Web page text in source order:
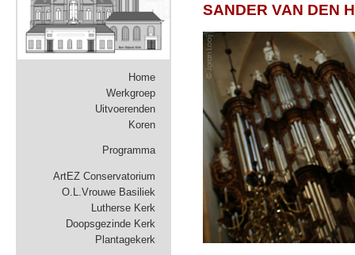
Home
Werkgroep
Uitvoerenden
Koren
Programma
ArtEZ Conservatorium
O.L.Vrouwe Basiliek
Lutherse Kerk
Doopsgezinde Kerk
Plantagekerk
SANDER VAN DEN